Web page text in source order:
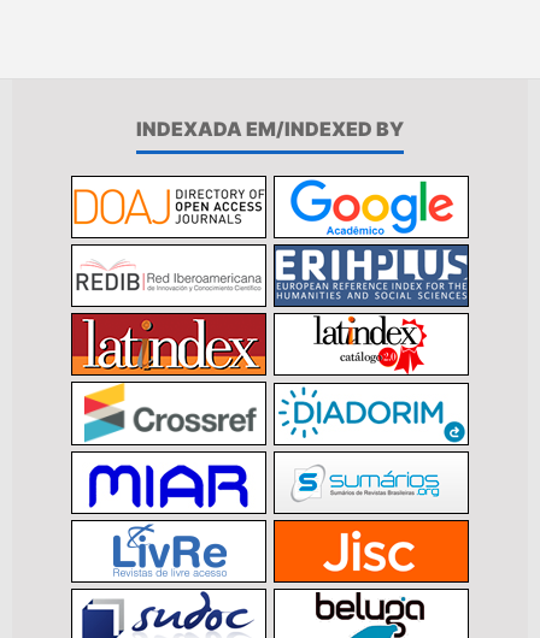
INDEXADA EM/INDEXED BY